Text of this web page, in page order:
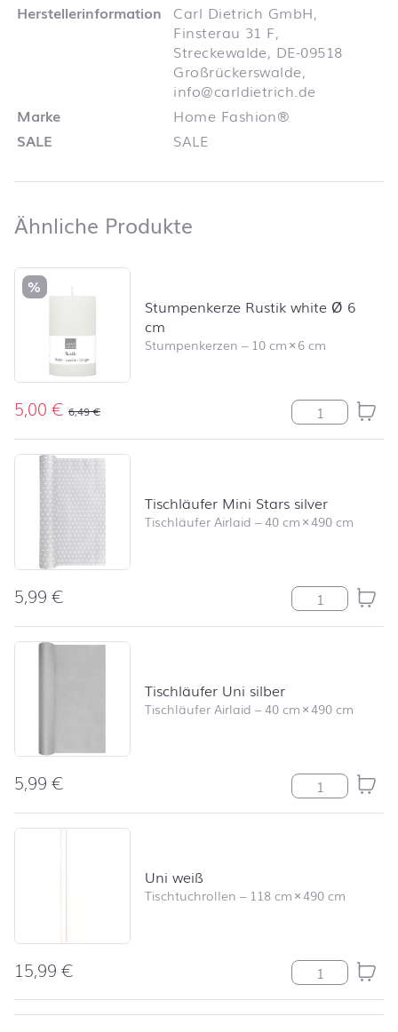
Herstellerinformation
Carl Dietrich GmbH,
Finsterau 31 F,
Streckewalde, DE-09518
Großrückerswalde,
info@carldietrich.de
Marke
Home Fashion®
SALE
SALE
Ähnliche Produkte
Produktliste überspringen und zum Filter springen
%
Stumpenkerze Rustik white Ø 6
cm
Stumpenkerzen – 10 cm×6 cm
5,00€ 6,49€ Stumpenkerze
Tischläufer Mini Stars silver
Tischläufer Airlaid –40 cm×490 cm
5,99€ Tischläufer
Tischläufer Uni silber
Tischläufer Airlaid –40 cm×490 cm
5,99€ Tischläufer Uni
Uni weiß
Tischtuchrollen – 118 cm×490 cm
15,99€ Uni weiß